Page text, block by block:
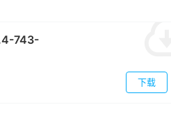
743-
下载